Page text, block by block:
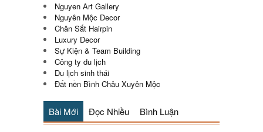
Nguyen Art Gallery
Nguyên Mộc Decor
Chân Sắt Hairpin
Luxury Decor
Sự Kiện & Team Building
Công ty du lịch
Du lịch sinh thái
Đất nền Bình Châu Xuyên Mộc
Bài Mới Đọc Nhiều Bình Luận